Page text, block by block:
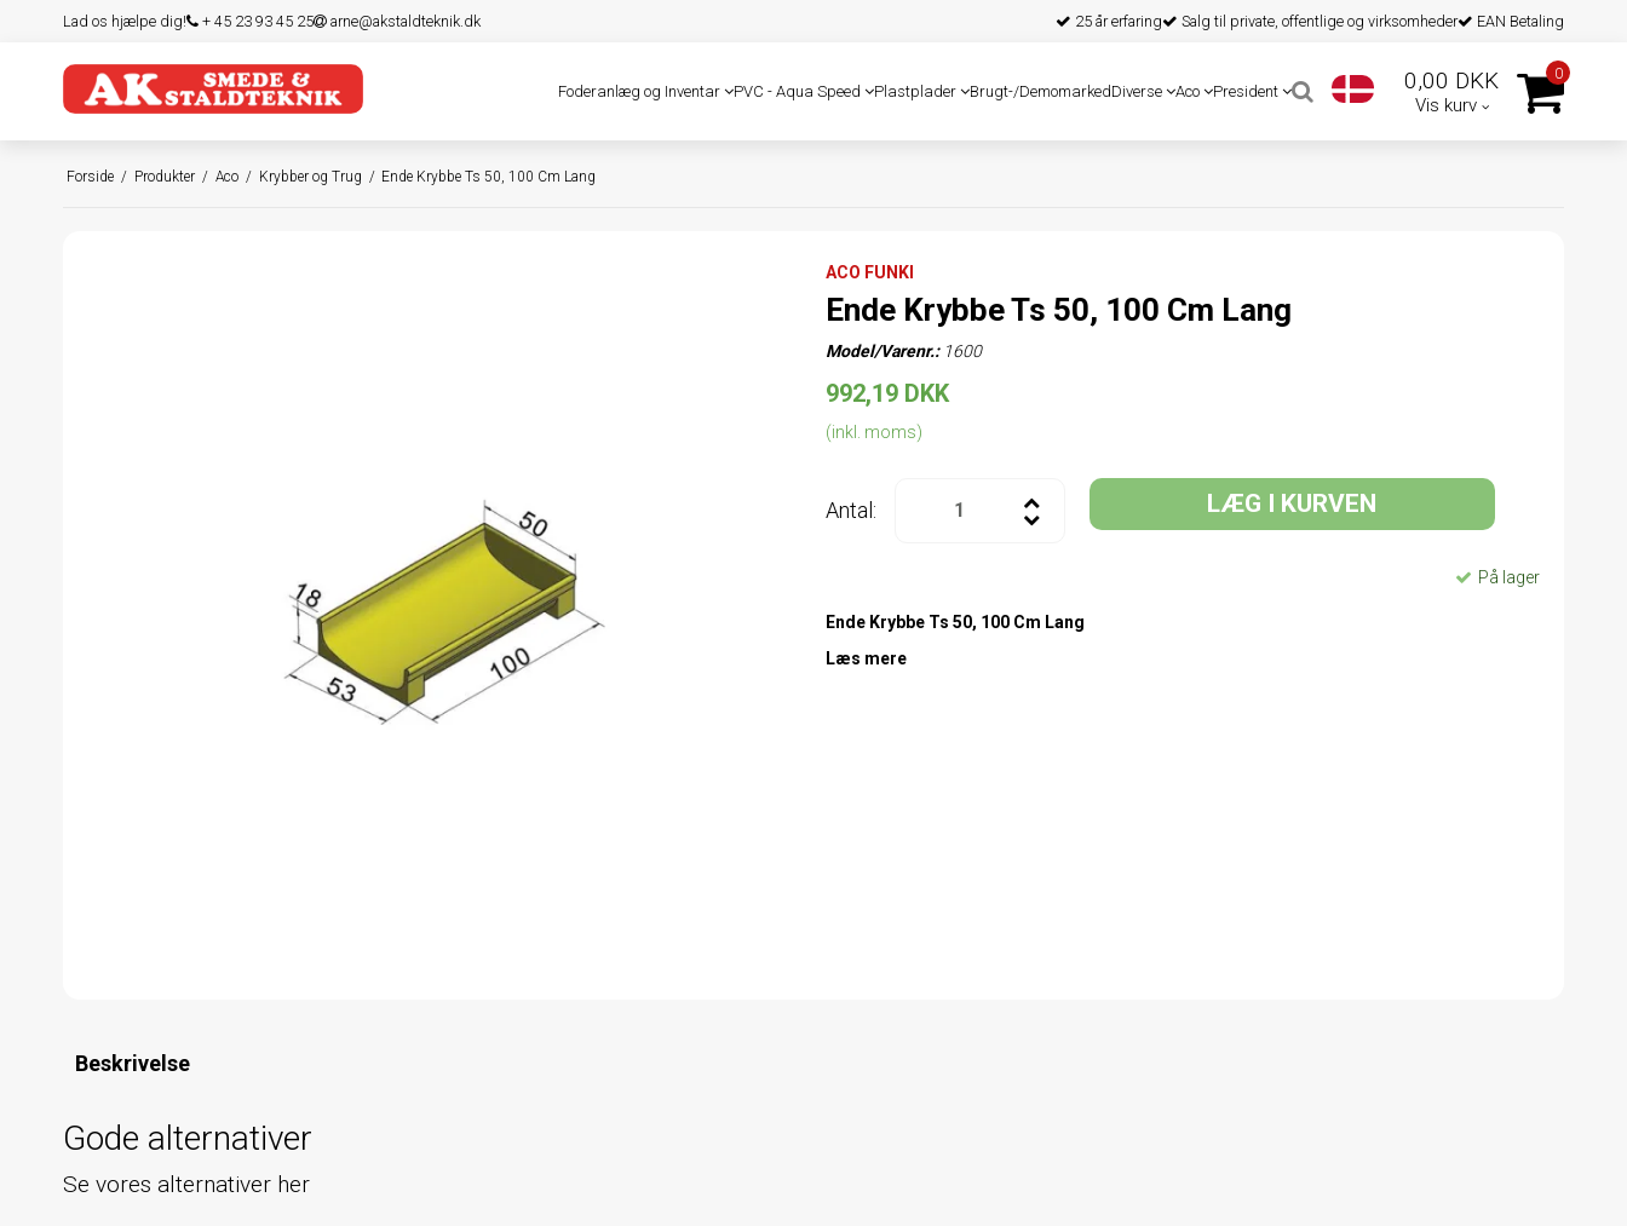
Lad os hjælpe dig! + 45 23 93 45 25 arne@akstaldteknik.dk 25 år erfaring Salg til private, offentlige og virksomheder EAN Betaling
Foderanlæg og Inventar PVC - Aqua Speed Plastplader Brugt-/DemomarkedDiverse Aco President 0,00 DKK
Vis kurv
0
Forside / Produkter / Aco / Krybber og Trug / Ende Krybbe Ts 50, 100 Cm Lang
ACO FUNKI
Ende Krybbe Ts 50, 100 Cm Lang
Model/Varenr.: 1600
992,19 DKK
(inkl. moms)
Antal: LÆG I KURVEN
På lager
Ende Krybbe Ts 50, 100 Cm Lang
Læs mere
Beskrivelse
Gode alternativer
Se vores alternativer her